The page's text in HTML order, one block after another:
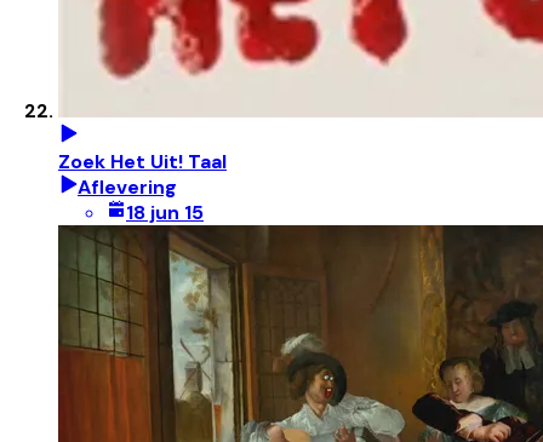
Zoek Het Uit! Taal
Aflevering
18 jun 15